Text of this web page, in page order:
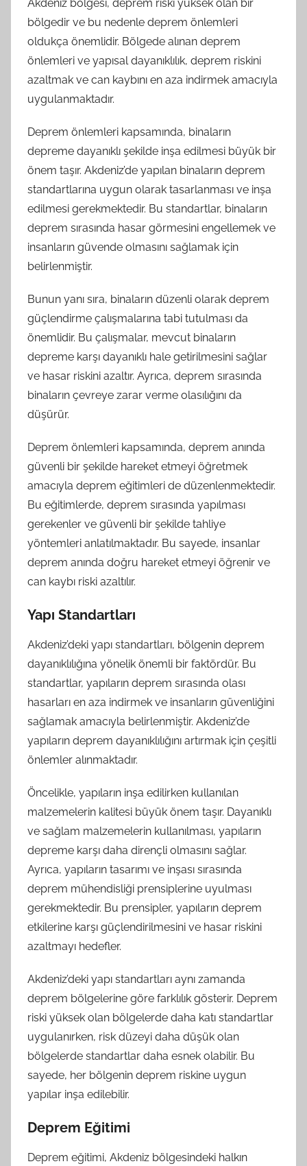
Akdeniz bölgesi, deprem riski yüksek olan bir
bölgedir ve bu nedenle deprem önlemleri
oldukça önemlidir. Bölgede alınan deprem
önlemleri ve yapısal dayanıklılık, deprem riskini
azaltmak ve can kaybını en aza indirmek amacıyla
uygulanmaktadır.
Deprem önlemleri kapsamında, binaların
depreme dayanıklı şekilde inşa edilmesi büyük bir
önem taşır. Akdeniz’de yapılan binaların deprem
standartlarına uygun olarak tasarlanması ve inşa
edilmesi gerekmektedir. Bu standartlar, binaların
deprem sırasında hasar görmesini engellemek ve
insanların güvende olmasını sağlamak için
belirlenmiştir.
Bunun yanı sıra, binaların düzenli olarak deprem
güçlendirme çalışmalarına tabi tutulması da
önemlidir. Bu çalışmalar, mevcut binaların
depreme karşı dayanıklı hale getirilmesini sağlar
ve hasar riskini azaltır. Ayrıca, deprem sırasında
binaların çevreye zarar verme olasılığını da
düşürür.
Deprem önlemleri kapsamında, deprem anında
güvenli bir şekilde hareket etmeyi öğretmek
amacıyla deprem eğitimleri de düzenlenmektedir.
Bu eğitimlerde, deprem sırasında yapılması
gerekenler ve güvenli bir şekilde tahliye
yöntemleri anlatılmaktadır. Bu sayede, insanlar
deprem anında doğru hareket etmeyi öğrenir ve
can kaybı riski azaltılır.
Yapı Standartları
Akdeniz’deki yapı standartları, bölgenin deprem
dayanıklılığına yönelik önemli bir faktördür. Bu
standartlar, yapıların deprem sırasında olası
hasarları en aza indirmek ve insanların güvenliğini
sağlamak amacıyla belirlenmiştir. Akdeniz’de
yapıların deprem dayanıklılığını artırmak için çeşitli
önlemler alınmaktadır.
Öncelikle, yapıların inşa edilirken kullanılan
malzemelerin kalitesi büyük önem taşır. Dayanıklı
ve sağlam malzemelerin kullanılması, yapıların
depreme karşı daha dirençli olmasını sağlar.
Ayrıca, yapıların tasarımı ve inşası sırasında
deprem mühendisliği prensiplerine uyulması
gerekmektedir. Bu prensipler, yapıların deprem
etkilerine karşı güçlendirilmesini ve hasar riskini
azaltmayı hedefler.
Akdeniz’deki yapı standartları aynı zamanda
deprem bölgelerine göre farklılık gösterir. Deprem
riski yüksek olan bölgelerde daha katı standartlar
uygulanırken, risk düzeyi daha düşük olan
bölgelerde standartlar daha esnek olabilir. Bu
sayede, her bölgenin deprem riskine uygun
yapılar inşa edilebilir.
Deprem Eğitimi
Deprem eğitimi, Akdeniz bölgesindeki halkın